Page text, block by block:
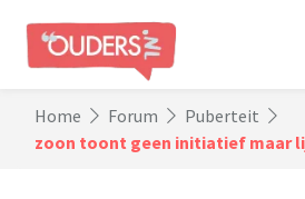
Home Forum
Puberteit
zoon toont geen initiatief maar